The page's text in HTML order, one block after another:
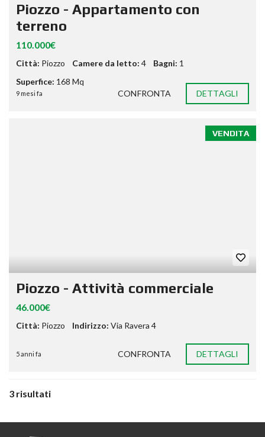
Piozzo - Appartamento con
terreno
110.000€
Città: Piozzo Camere da letto: 4 Bagni: 1
Superfice: 168 Mq
9 mesi fa CONFRONTA DETTAGLI
VENDITA
Piozzo - Attività commerciale
46.000€
Città: Piozzo Indirizzo: Via Ravera 4
5 anni fa CONFRONTA DETTAGLI
3 risultati